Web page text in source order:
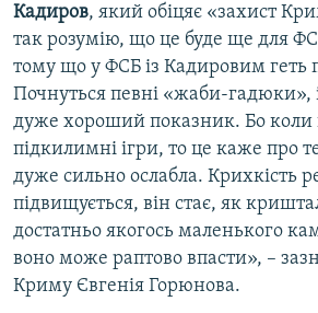
Кадиров, який обіцяє «захист
так розумію, що це буде ще для
тому що у ФСБ із Кадировим геть
Почнуться певні «жаби-гадюки»,
дуже хороший показник. Бо коли
підкилимні ігри, то це каже про
дуже сильно ослабла. Крихкість
підвищується, він стає, як
достатньо якогось маленького
воно може раптово впасти», –
Криму Євгенія Горюнова.